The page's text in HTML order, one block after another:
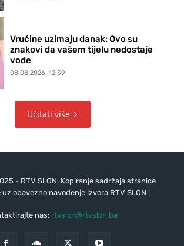
Vrućine uzimaju danak: Ovo su
znakovi da vašem tijelu nedostaje
vode
08.08.2026. 12:39
Učitati više
- RTV SLON. Kopiranje sadržaja stranice
obavezno navođenje izvora RTV SLON |
nas: rtvslon@rtvslon.ba